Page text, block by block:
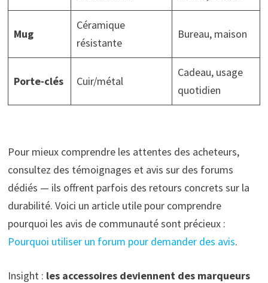
Mug
Céramique
résistante
Bureau, maison
Porte-clés Cuir/métal
Cadeau, usage
quotidien
Pour mieux comprendre les attentes des acheteurs,
consultez des témoignages et avis sur des forums
dédiés — ils offrent parfois des retours concrets sur la
durabilité. Voici un article utile pour comprendre
pourquoi les avis de communauté sont précieux :
Pourquoi utiliser un forum pour demander des avis.
Insight : les accessoires deviennent des marqueurs